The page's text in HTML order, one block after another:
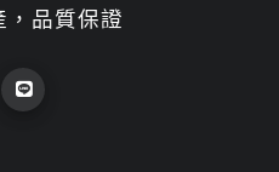
，品質保證